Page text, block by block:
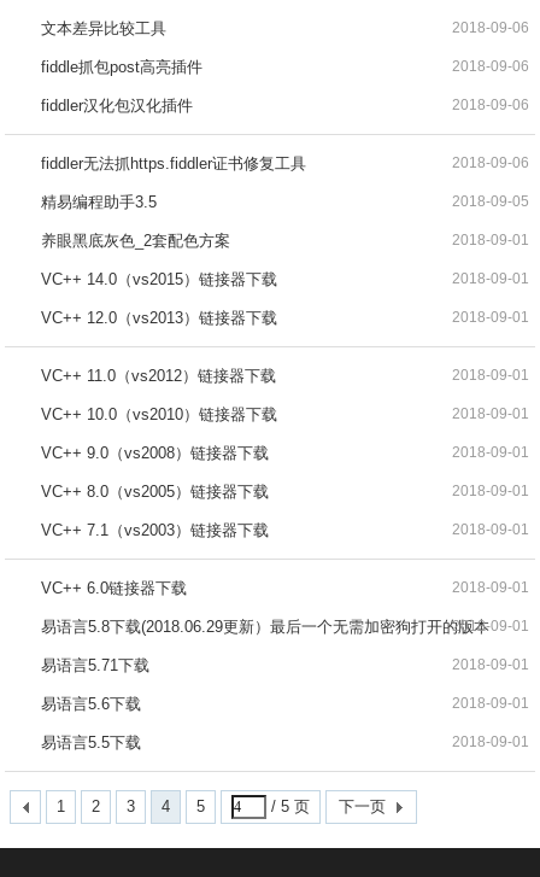
文本差异比较工具 2018-09-06
fiddle抓包post高亮插件 2018-09-06
fiddler汉化包汉化插件 2018-09-06
fiddler无法抓https.fiddler证书修复工具 2018-09-06
精易编程助手3.5 2018-09-05
养眼黑底灰色_2套配色方案 2018-09-01
VC++ 14.0（vs2015）链接器下载 2018-09-01
VC++ 12.0（vs2013）链接器下载 2018-09-01
VC++ 11.0（vs2012）链接器下载 2018-09-01
VC++ 10.0（vs2010）链接器下载 2018-09-01
VC++ 9.0（vs2008）链接器下载 2018-09-01
VC++ 8.0（vs2005）链接器下载 2018-09-01
VC++ 7.1（vs2003）链接器下载 2018-09-01
VC++ 6.0链接器下载 2018-09-01
易语言5.8下载(2018.06.29更新）最后一个无需加密狗打开的版本2018-09-01
易语言5.71下载 2018-09-01
易语言5.6下载 2018-09-01
易语言5.5下载 2018-09-01
1 2 3 4 5 / 5 页 下一页